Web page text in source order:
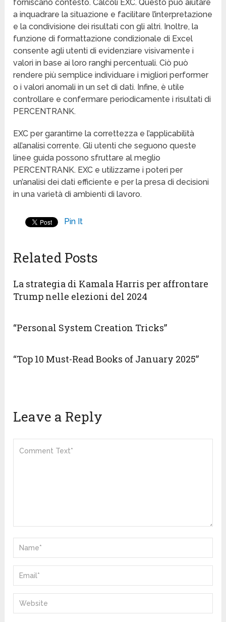
forniscano contesto. Calcoli EXC. Questo può aiutare
a inquadrare la situazione e facilitare l’interpretazione
e la condivisione dei risultati con gli altri. Inoltre, la
funzione di formattazione condizionale di Excel
consente agli utenti di evidenziare visivamente i
valori in base ai loro ranghi percentuali. Ciò può
rendere più semplice individuare i migliori performer
o i valori anomali in un set di dati. Infine, è utile
controllare e confermare periodicamente i risultati di
PERCENTRANK.
EXC per garantirne la correttezza e l’applicabilità
all’analisi corrente. Gli utenti che seguono queste
linee guida possono sfruttare al meglio
PERCENTRANK. EXC e utilizzarne i poteri per
un’analisi dei dati efficiente e per la presa di decisioni
in una varietà di ambienti di lavoro.
Pin It
Related Posts
La strategia di Kamala Harris per affrontare
Trump nelle elezioni del 2024
“Personal System Creation Tricks”
“Top 10 Must-Read Books of January 2025”
Leave a Reply